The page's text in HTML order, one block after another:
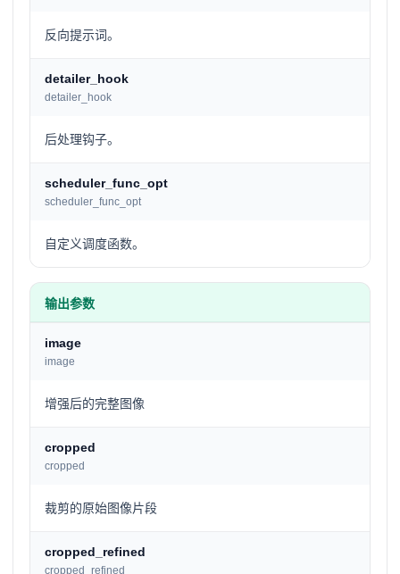
反向提示词。
detailer_hook
detailer_hook
后处理钩子。
scheduler_func_opt
scheduler_func_opt
自定义调度函数。
输出参数
image
image
增强后的完整图像
cropped
cropped
裁剪的原始图像片段
cropped_refined
cropped_refined